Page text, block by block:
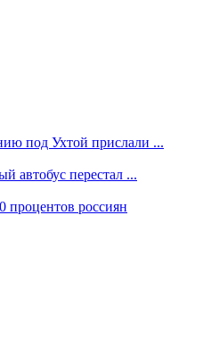
под Ухтой прислали ...
автобус перестал ...
процентов россиян